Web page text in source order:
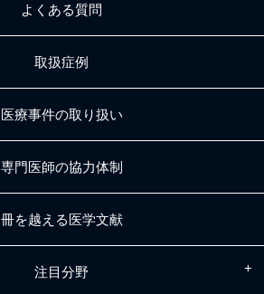
よくある質問
取扱症例
医療事件の取り扱い
専門医師の協力体制
冊を越える医学文献
注目分野